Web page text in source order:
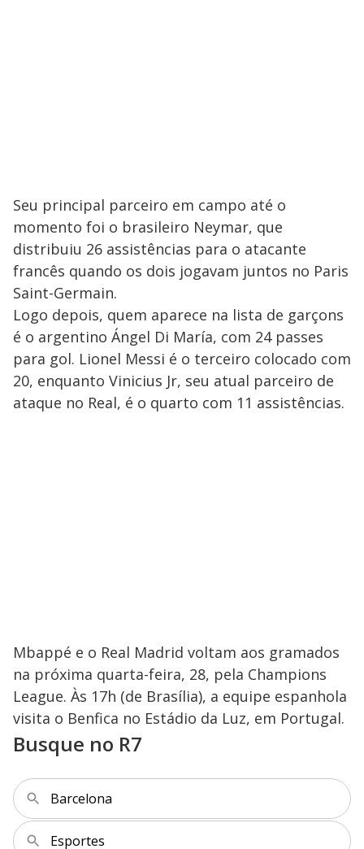
Seu principal parceiro em campo até o
momento foi o brasileiro Neymar, que
distribuiu 26 assistências para o atacante
francês quando os dois jogavam juntos no Paris
Saint-Germain.
Logo depois, quem aparece na lista de garçons
é o argentino Ángel Di María, com 24 passes
para gol. Lionel Messi é o terceiro colocado com
20, enquanto Vinicius Jr, seu atual parceiro de
ataque no Real, é o quarto com 11 assistências.
Mbappé e o Real Madrid voltam aos gramados
na próxima quarta-feira, 28, pela Champions
League. Às 17h (de Brasília), a equipe espanhola
visita o Benfica no Estádio da Luz, em Portugal.
Busque no R7
Barcelona
Esportes